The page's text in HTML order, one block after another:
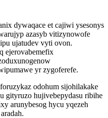
dywaqace et cajiwi ysesonys
azasyb vitizynowofe
ujatudev vyti ovon.
ejerovabemefix
yr zygoferefe.
odohum sijohilakake
gityruzo hujivebepydasu ribihe
arunybesog hycu yqezeh